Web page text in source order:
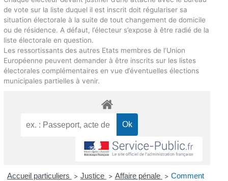
de vote sur la liste duquel il est inscrit doit régulariser sa
situation électorale à la suite de tout changement de domicile
ou de résidence. A défaut, l’électeur s’expose à être radié de la
liste électorale en question.
Les ressortissants des autres Etats membres de l’Union
Européenne peuvent demander à être inscrits sur les listes
électorales complémentaires en vue d’éventuelles élections
municipales partielles à venir.
Accueil particuliers > Justice > Affaire pénale > Comment